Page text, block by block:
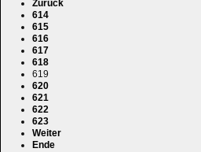
Zurück
614
615
616
617
618
619
620
621
622
623
Weiter
Ende